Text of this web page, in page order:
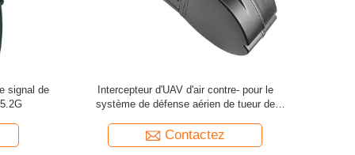
20 kg de poids brut Générateur de blocage de
télécommande pour température ambiante
Contactez